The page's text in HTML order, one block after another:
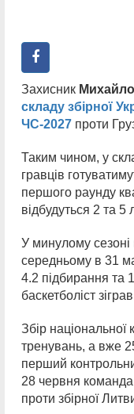
Захисник
складу збірної
ЧС-2027 проти
Таким чином, у
гравців
першого раунду
відбудуться 2 та 5
У минулому сезоні
середньому в 31
4.2 підбирання та
баскетболіст
Збір національної
тренувань, а вже
перший
28 червня команда
проти збірної